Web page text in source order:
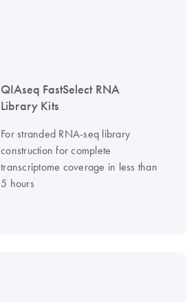
QIAseq FastSelect RNA
Library Kits
For stranded RNA-seq library
construction for complete
transcriptome coverage in less than
5 hours